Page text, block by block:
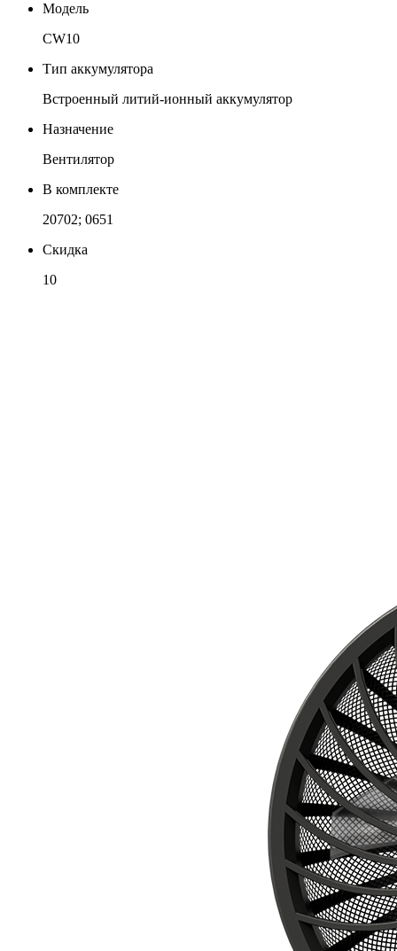
Модель
CW10
Тип аккумулятора
Встроенный литий-ионный аккумулятор
Назначение
Вентилятор
В комплекте
20702; 0651
Скидка
10